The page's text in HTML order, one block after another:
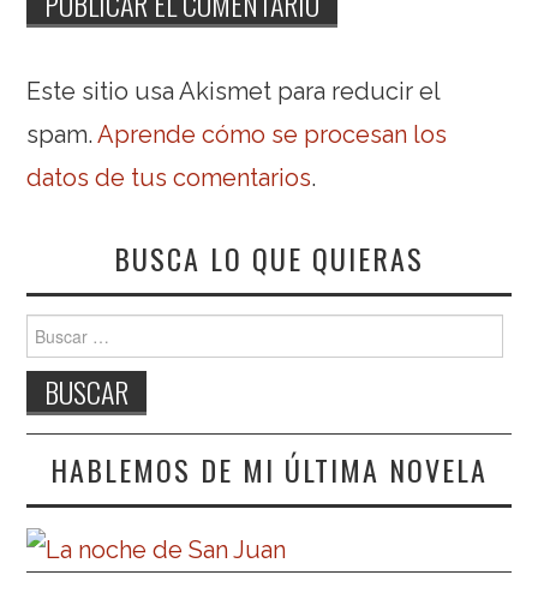
Este sitio usa Akismet para reducir el
spam.Aprende cómo se procesan los
datos de tus comentarios.
BUSCA LO QUE QUIERAS
Buscar:
HABLEMOS DE MI ÚLTIMA NOVELA